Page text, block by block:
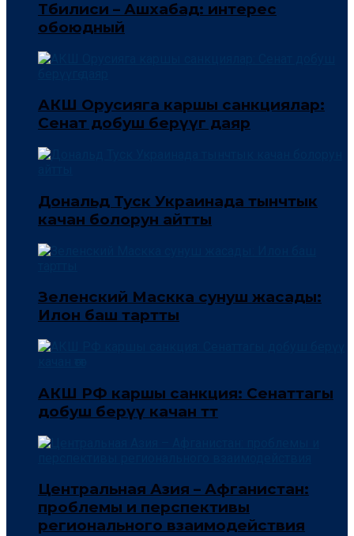
Тбилиси – Ашхабад: интерес
обоюдный
АКШ Орусияга каршы санкциялар:
Сенат добуш берүүгө даяр
Дональд Туск Украинада тынчтык
качан болорун айтты
Зеленский Маскка сунуш жасады:
Илон баш тартты
АКШ РФ каршы санкция: Сенаттагы
добуш берүү качан өтөт
Центральная Азия – Афганистан:
проблемы и перспективы
регионального взаимодействия